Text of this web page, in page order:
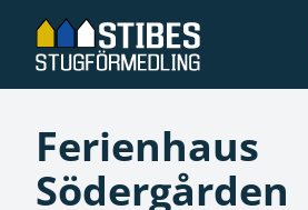
Ferienhaus
Södergården